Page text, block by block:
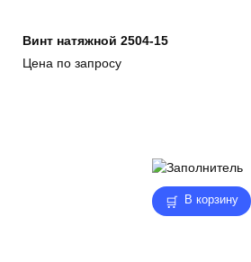
Винт натяжной 2504-15
Цена по запросу
В корзину